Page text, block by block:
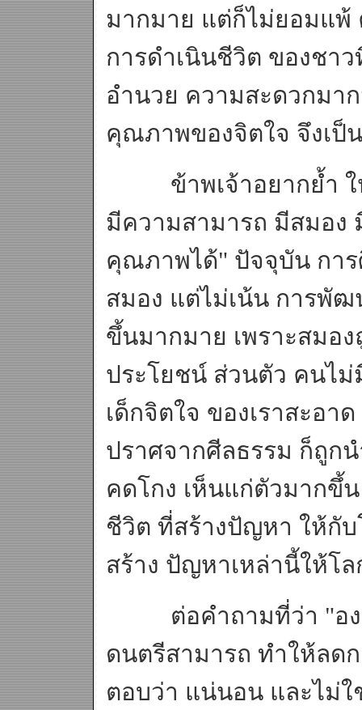
มากมาย แต่ก็ไม่ยอมแพ้
การดำเนินชีวิต ของชา
อำนวย ความสะดวกมา
คุณภาพของจิตใจ จึงเป็
ข้าพเจ้าอยากย้ำ ให้
มีความสามารถ มีสมอง
คุณภาพได้" ปัจจุบัน กา
สมอง แต่ไม่เน้น การพั
ขึ้นมากมาย เพราะสมอ
ประโยชน์ ส่วนตัว คนไม่
เด็กจิตใจ ของเราสะอ
ปราศจากศีลธรรม ก็ถูก
คดโกง เห็นแก่ตัวมากขึ้
ชีวิต ที่สร้างปัญหา ให้กับ
สร้าง ปัญหาเหล่านี้ให้โล
ต่อคำถามที่ว่า "องค์
ดนตรีสามารถ ทำให้ลด
ตอบว่า แน่นอน และไม่